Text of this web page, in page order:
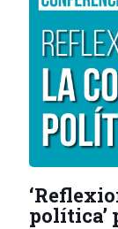
política’